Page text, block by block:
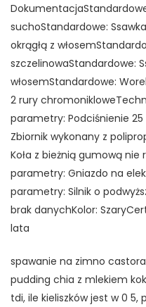
suchoStandardowe:
okrągłą z
szczelinowaStandardowe:
włosemStandardowe:
2 rury
parametry: Podciśnienie
Zbiornik wykonany z
Koła z bieżnią gumową nie
parametry: Gniazdo na
parametry: Silnik o
brak danychKolor:
lata
spawanie na zimno
pudding chia z mlekiem
tdi, ile kieliszków jest w 0 5,